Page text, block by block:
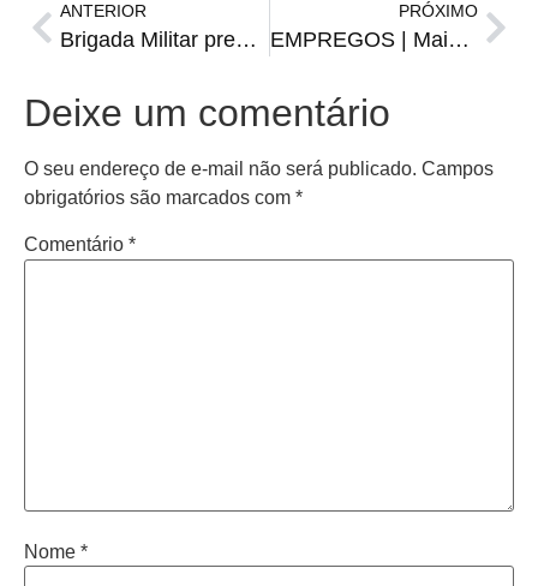
ANTERIOR
Brigada Militar prende jovem armado em Santiago
PRÓXIMO
EMPREGOS | Mais de 50 vagas da FGTAS/Sine para sexta-feira, 29 de agosto
Deixe um comentário
O seu endereço de e-mail não será publicado. Campos
obrigatórios são marcados com *
Comentário *
Nome *